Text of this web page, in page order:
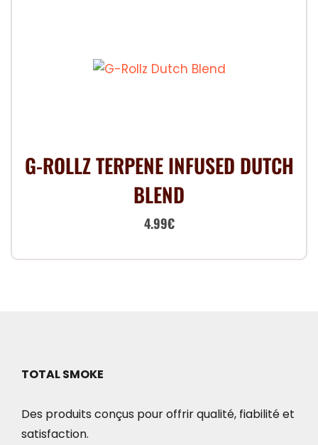
G-ROLLZ TERPENE INFUSED DUTCH
BLEND
Le
4.99€Le
TOTAL SMOKE
Des produits conçus pour offrir qualité, fiabilité et
satisfaction.